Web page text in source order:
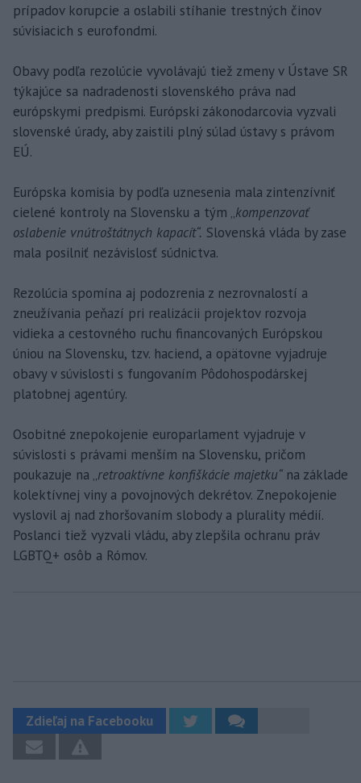
prípadov korupcie a oslabili stíhanie trestných činov
súvisiacich s eurofondmi.
Obavy podľa rezolúcie vyvolávajú tiež zmeny v Ústave SR
týkajúce sa nadradenosti slovenského práva nad
európskymi predpismi. Európski zákonodarcovia vyzvali
slovenské úrady, aby zaistili plný súlad ústavy s právom
EÚ.
Európska komisia by podľa uznesenia mala zintenzívniť
cielené kontroly na Slovensku a tým „kompenzovať
oslabenie vnútroštátnych kapacít“. Slovenská vláda by zase
mala posilniť nezávislosť súdnictva.
Rezolúcia spomína aj podozrenia z nezrovnalostí a
zneužívania peňazí pri realizácii projektov rozvoja
vidieka a cestovného ruchu financovaných Európskou
úniou na Slovensku, tzv. haciend, a opätovne vyjadruje
obavy v súvislosti s fungovaním Pôdohospodárskej
platobnej agentúry.
Osobitné znepokojenie europarlament vyjadruje v
súvislosti s právami menším na Slovensku, pričom
poukazuje na „retroaktívne konfiškácie majetku“ na základe
kolektívnej viny a povojnových dekrétov. Znepokojenie
vyslovil aj nad zhoršovaním slobody a plurality médií.
Poslanci tiež vyzvali vládu, aby zlepšila ochranu práv
LGBTQ+ osôb a Rómov.
Zdieľaj na Facebooku